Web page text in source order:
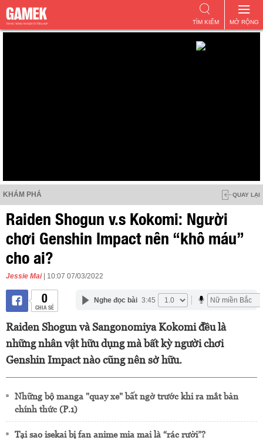
MỞ RỘNG
TÌM KIẾM
KHÁM PHÁ QUAY LẠI
Raiden Shogun v.s Kokomi: Người
chơi Genshin Impact nên “khô máu”
cho ai?
Jessie Mai | 10:07 07/03/2022
0
CHIA SẺ
Nghe đọc bài 3:45
Raiden Shogun và Sangonomiya Kokomi đều là
những nhân vật hữu dụng mà bất kỳ người chơi
Genshin Impact nào cũng nên sở hữu.
Những bộ manga "quay xe" bất ngờ trước khi ra mắt bản
chính thức (P.1)
Tại sao isekai bị fan anime mỉa mai là “rác rưởi”?